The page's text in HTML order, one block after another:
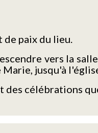
de paix du lieu.
vers la
jusqu'à
célébrations